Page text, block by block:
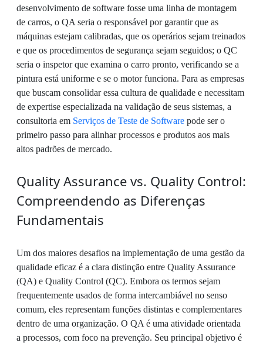
desenvolvimento de software fosse uma linha de montagem
de carros, o QA seria o responsável por garantir que as
máquinas estejam calibradas, que os operários sejam treinados
e que os procedimentos de segurança sejam seguidos; o QC
seria o inspetor que examina o carro pronto, verificando se a
pintura está uniforme e se o motor funciona. Para as empresas
que buscam consolidar essa cultura de qualidade e necessitam
de expertise especializada na validação de seus sistemas, a
consultoria em Serviços de Teste de Software pode ser o
primeiro passo para alinhar processos e produtos aos mais
altos padrões de mercado.
Quality Assurance vs. Quality Control:
Compreendendo as Diferenças
Fundamentais
Um dos maiores desafios na implementação de uma gestão da
qualidade eficaz é a clara distinção entre Quality Assurance
(QA) e Quality Control (QC). Embora os termos sejam
frequentemente usados de forma intercambiável no senso
comum, eles representam funções distintas e complementares
dentro de uma organização. O QA é uma atividade orientada
a processos, com foco na prevenção. Seu principal objetivo é